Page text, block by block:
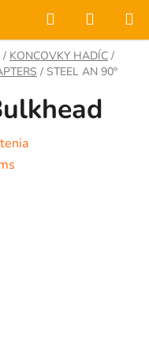
Hľadať
KOŠÍK
/ KONCOVKY HADÍC /
/ STEEL AN 90°